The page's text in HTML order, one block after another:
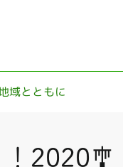
域とともに
2020🎐